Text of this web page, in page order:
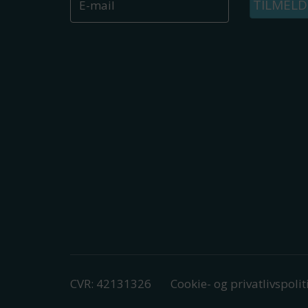
TILMELD
CVR: 42131326 Cookie- og